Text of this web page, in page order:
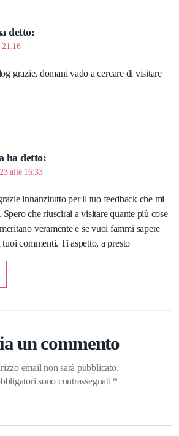
detto:
21:16
grazie, domani vado a cercare di visitare
ha detto:
alle 16:33
innanzitutto per il tuo feedback che mi
che riuscirai a visitare quante più cose
veramente e se vuoi fammi sapere
commenti. Ti aspetto, a presto
un commento
email non sarà pubblicato.
sono contrassegnati *